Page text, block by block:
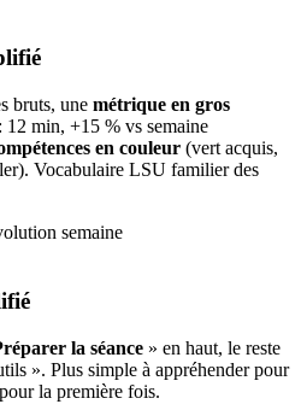
bruts, une métrique en gros
12 min, +15 % vs semaine
en couleur (vert acquis,
Vocabulaire LSU familier des
semaine
la séance » en haut, le reste
». Plus simple à appréhender pour
la première fois.